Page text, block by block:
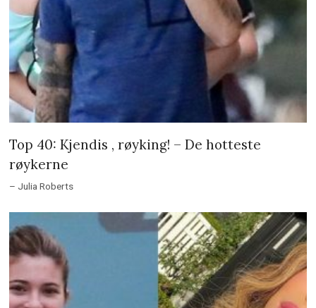
Top 40: Kjendis , røyking! – De hotteste
røykerne
– Julia Roberts